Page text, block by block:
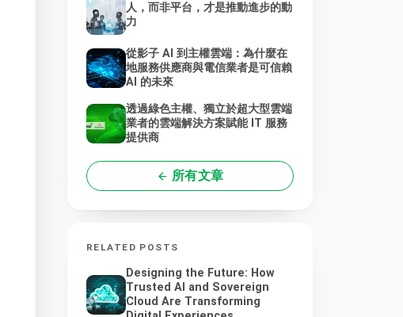
人，而非平台，才是推動進步的動
力
從影子 AI 到主權雲端：為什麼在
地服務供應商與電信業者是可信賴
AI 的未來
透過綠色主權、獨立於超大型雲端
業者的雲端解決方案賦能 IT 服務
提供商
所有文章
RELATED POSTS
Designing the Future: How
Trusted AI and Sovereign
Cloud Are Transforming